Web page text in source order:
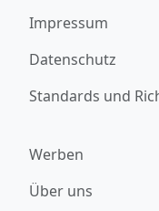
Impressum
Datenschutz
Standards und
Werben
Über uns